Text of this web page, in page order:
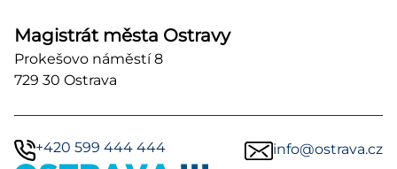
Magistrát města Ostravy
Prokešovo náměstí 8
729 30 Ostrava
+420 599 444 444 info@ostrava.cz